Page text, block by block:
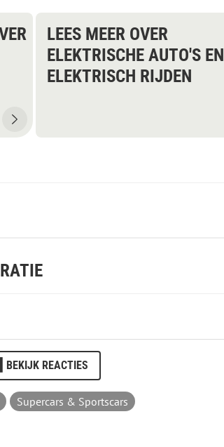
LEES MEER OVER
ELEKTRISCHE AUTO'S EN
ELEKTRISCH RIJDEN
BEKIJK REACTIES
Supercars & Sportscars